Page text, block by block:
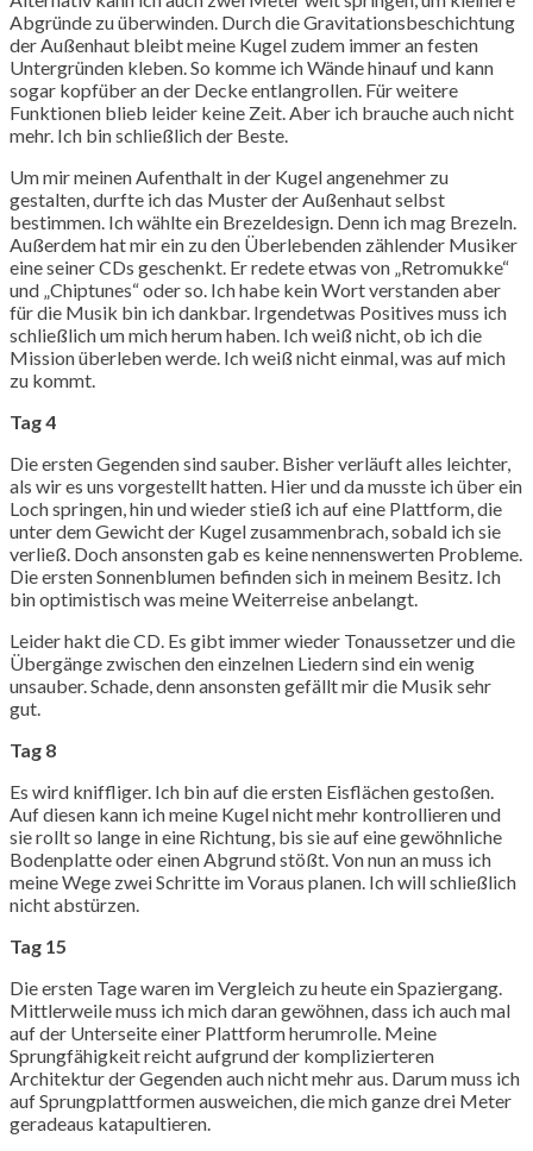
Abgründe zu überwinden. Durch die Gravitationsbeschichtung
der Außenhaut bleibt meine Kugel zudem immer an festen
Untergründen kleben. So komme ich Wände hinauf und kann
sogar kopfüber an der Decke entlangrollen. Für weitere
Funktionen blieb leider keine Zeit. Aber ich brauche auch nicht
mehr. Ich bin schließlich der Beste.
Um mir meinen Aufenthalt in der Kugel angenehmer zu
gestalten, durfte ich das Muster der Außenhaut selbst
bestimmen. Ich wählte ein Brezeldesign. Denn ich mag Brezeln.
Außerdem hat mir ein zu den Überlebenden zählender Musiker
eine seiner CDs geschenkt. Er redete etwas von „Retromukke“
und „Chiptunes“ oder so. Ich habe kein Wort verstanden aber
für die Musik bin ich dankbar. Irgendetwas Positives muss ich
schließlich um mich herum haben. Ich weiß nicht, ob ich die
Mission überleben werde. Ich weiß nicht einmal, was auf mich
zu kommt.
Tag 4
Die ersten Gegenden sind sauber. Bisher verläuft alles leichter,
als wir es uns vorgestellt hatten. Hier und da musste ich über ein
Loch springen, hin und wieder stieß ich auf eine Plattform, die
unter dem Gewicht der Kugel zusammenbrach, sobald ich sie
verließ. Doch ansonsten gab es keine nennenswerten Probleme.
Die ersten Sonnenblumen befinden sich in meinem Besitz. Ich
bin optimistisch was meine Weiterreise anbelangt.
Leider hakt die CD. Es gibt immer wieder Tonaussetzer und die
Übergänge zwischen den einzelnen Liedern sind ein wenig
unsauber. Schade, denn ansonsten gefällt mir die Musik sehr
gut.
Tag 8
Es wird kniffliger. Ich bin auf die ersten Eisflächen gestoßen.
Auf diesen kann ich meine Kugel nicht mehr kontrollieren und
sie rollt so lange in eine Richtung, bis sie auf eine gewöhnliche
Bodenplatte oder einen Abgrund stößt. Von nun an muss ich
meine Wege zwei Schritte im Voraus planen. Ich will schließlich
nicht abstürzen.
Tag 15
Die ersten Tage waren im Vergleich zu heute ein Spaziergang.
Mittlerweile muss ich mich daran gewöhnen, dass ich auch mal
auf der Unterseite einer Plattform herumrolle. Meine
Sprungfähigkeit reicht aufgrund der komplizierteren
Architektur der Gegenden auch nicht mehr aus. Darum muss ich
auf Sprungplattformen ausweichen, die mich ganze drei Meter
geradeaus katapultieren.